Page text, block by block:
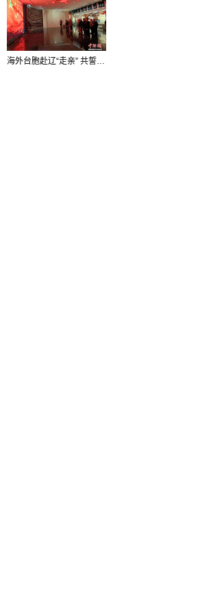
海外台胞赴辽“走亲” 共誓“和平初心”